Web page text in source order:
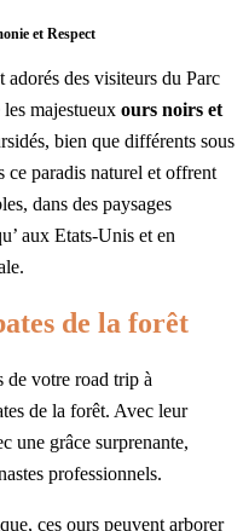
et Respect
adorés des visiteurs du Parc
majestueux ours noirs et
bien que différents sous
ce paradis naturel et offrent
dans des paysages
aux Etats-Unis et en
de la forêt
de votre road trip à
de la forêt. Avec leur
une grâce surprenante,
professionnels.
ces ours peuvent arborer